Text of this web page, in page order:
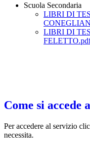
Scuola Secondaria
LIBRI DI
LIBRI DI
Come si accede
Per accedere al servizio
necessita.